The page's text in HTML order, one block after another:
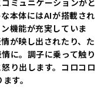
ミュニケーションがと
本体にはAIが搭載され
機能が充実していま
が映し出されたり、た
に。調子に乗って触り
り出します。コロコロ
す。